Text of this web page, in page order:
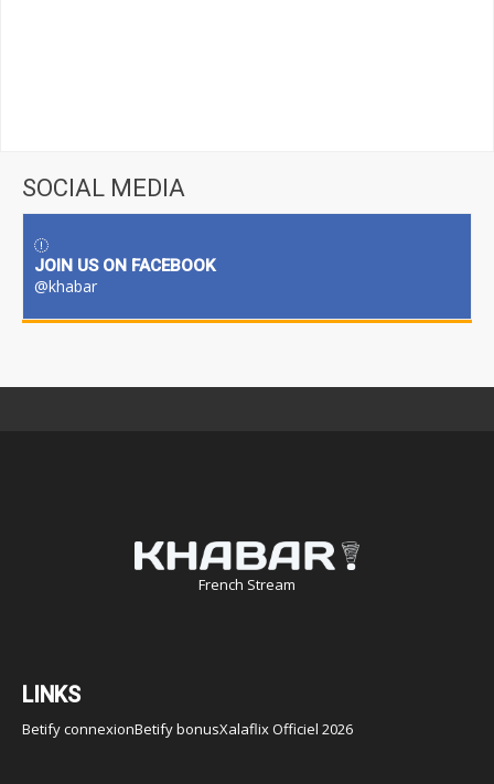
SOCIAL MEDIA
JOIN US ON FACEBOOK
@khabar
French Stream
LINKS
Betify connexionBetify bonusXalaflix Officiel 2026